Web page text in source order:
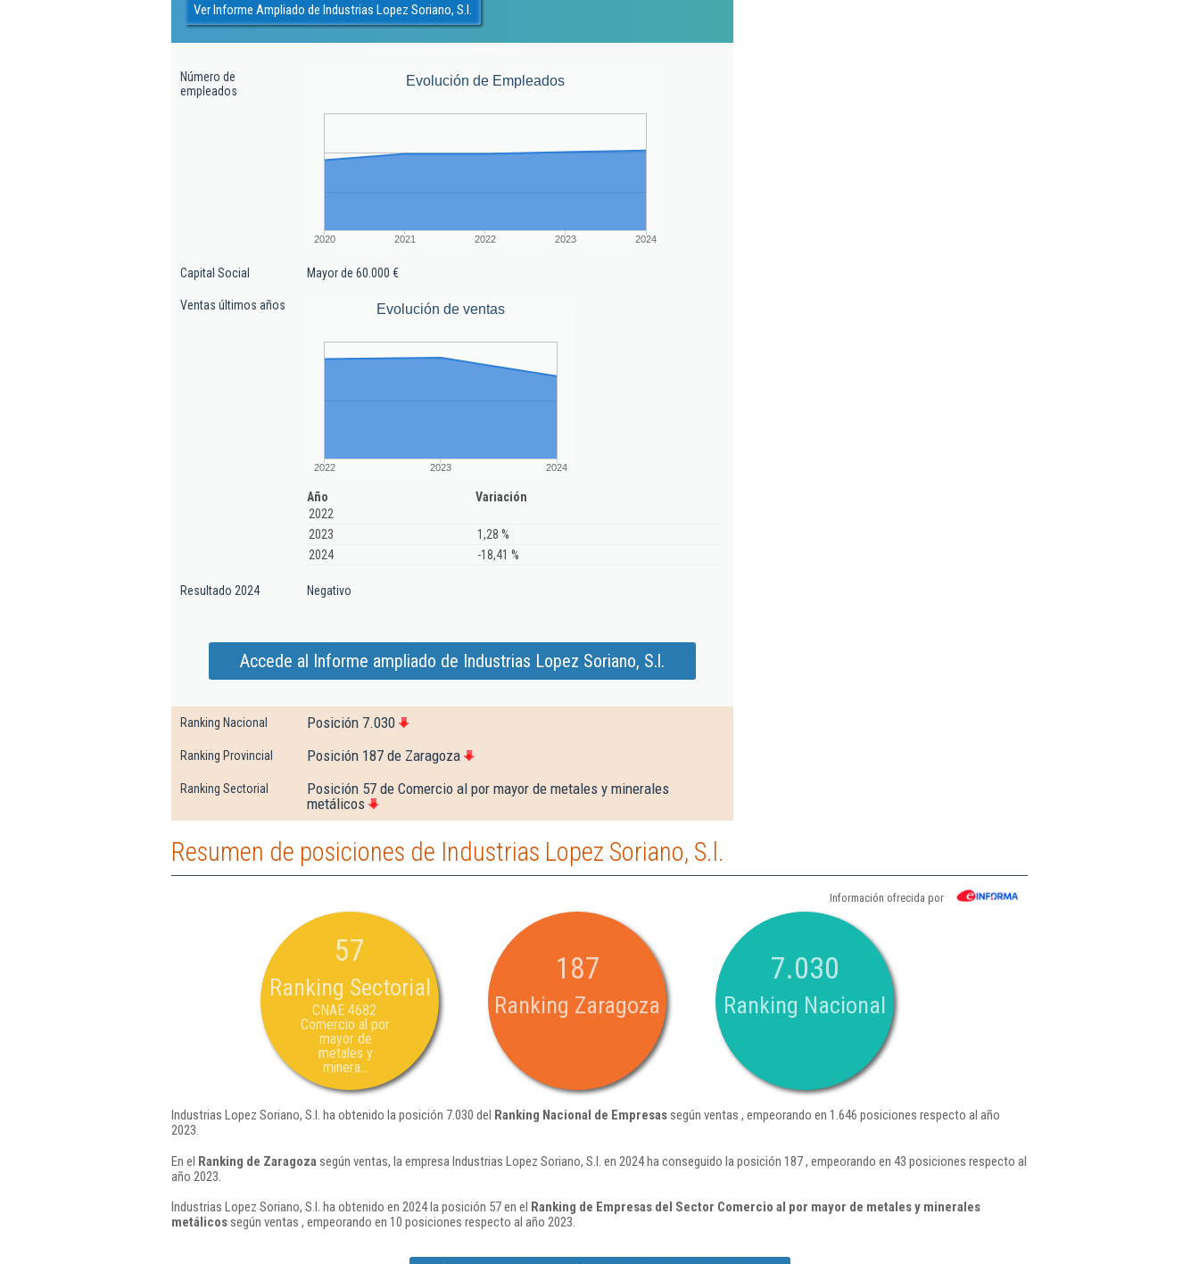
Ver Informe Ampliado de Industrias Lopez Soriano, S.l.
Número de
empleados
Evolución de Empleados
2020 2021 2022 2023 2024
Capital Social Mayor de 60.000 €
Ventas últimos años Evolución de ventas
2022 2023 2024
Año
Variación
2022
2023
1,28 %
2024
-18,41 %
Resultado 2024 Negativo
Accede al Informe ampliado de Industrias Lopez Soriano, S.l.
Ranking Nacional Posición 7.030
Ranking Provincial Posición 187 de Zaragoza
Ranking Sectorial
Posición 57 de Comercio al por mayor de metales y minerales
metálicos
Resumen de posiciones de Industrias Lopez Soriano, S.l.
Información ofrecida por
57
Ranking Sectorial
CNAE 4682:
Comercio al por
mayor de
metales y
minera...
187
Ranking Zaragoza
7.030
Ranking Nacional
Industrias Lopez Soriano, S.l. ha obtenido la posición 7.030 del Ranking Nacional de Empresassegún ventas , empeorando en 1.646 posiciones respecto al año
2023.
En el Ranking de Zaragoza según ventas, la empresa Industrias Lopez Soriano, S.l. en 2024 ha conseguido la posición 187 , empeorando en 43 posiciones respecto al
año 2023.
Industrias Lopez Soriano, S.l. ha obtenido en 2024 la posición 57 en el Ranking de Empresas del Sector Comercio al por mayor de metales y minerales
metálicossegún ventas , empeorando en 10 posiciones respecto al año 2023.